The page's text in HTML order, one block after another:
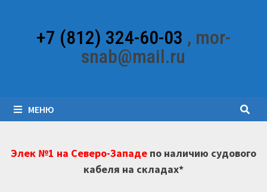
содержимому+7 (812) 324-60-03 , mor-
snab@mail.ru
МЕНЮ
Элек №1 на Северо-Западепо наличию судового
кабеля на складах*